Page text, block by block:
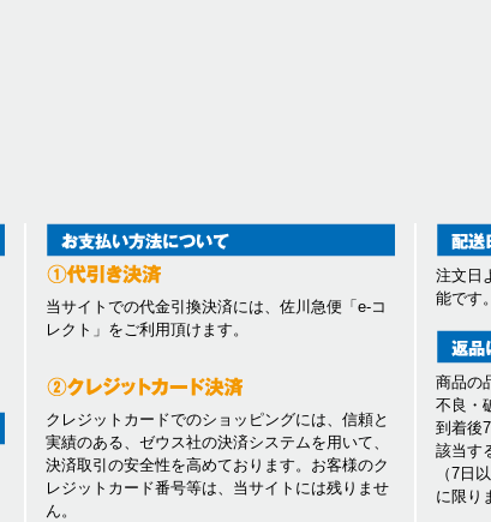
当サイトでの代金引換決済には、佐川急便「e-コ
レクト」をご利用頂けます。
クレジットカードでのショッピングには、信頼と
実績のある、ゼウス社の決済システムを用いて、
決済取引の安全性を高めております。お客様のク
レジットカード番号等は、当サイトには残りませ
ん。
注文日
能です
商品の
不良・
到着後
該当す
（7日
に限り